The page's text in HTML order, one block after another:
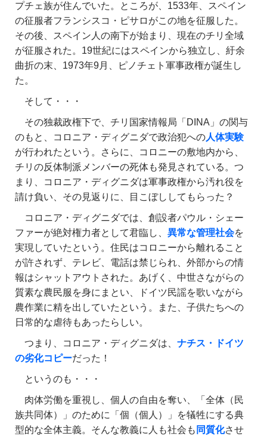
プチェ族が住んでいた。ところが、1533年、スペイン
の征服者フランシスコ・ピサロがこの地を征服した。
その後、スペイン人の南下が始まり、現在のチリ全域
が征服された。19世紀にはスペインから独立し、紆余
曲折の末、1973年9月、ピノチェト軍事政権が誕生し
た。
そして・・・
その独裁政権下で、チリ国家情報局「DINA」の関与
のもと、コロニア・ディグニダで政治犯への人体実験
が行われたという。さらに、コロニーの敷地内から、
チリの反体制派メンバーの死体も発見されている。つ
まり、コロニア・ディグニダは軍事政権から汚れ役を
請け負い、その見返りに、目こぼししてもらった？
コロニア・ディグニダでは、創設者パウル・シェー
ファーが絶対権力者として君臨し、 異常な管理社会を
実現していたという。住民はコロニーから離れること
が許されず、テレビ、電話は禁じられ、外部からの情
報はシャットアウトされた。あげく、中世さながらの
質素な農民服を身にまとい、ドイツ民謡を歌いながら
農作業に精を出していたという。また、子供たちへの
日常的な虐待もあったらしい。
つまり、コロニア・ディグニダは、 ナチス・ドイツ
の劣化コピーだった！
というのも・・・
肉体労働を重視し、個人の自由を奪い、「全体（民
族共同体）」のために「個（個人）」を犠牲にする典
型的な全体主義。そんな教義に人も社会も 同質化させ